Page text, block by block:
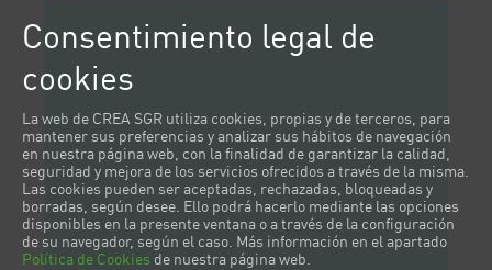
Consentimiento legal de
cookies
La web de CREA SGR utiliza cookies, propias y de terceros, para
mantener sus preferencias y analizar sus hábitos de navegación
en nuestra página web, con la finalidad de garantizar la calidad,
seguridad y mejora de los servicios ofrecidos a través de la misma.
Las cookies pueden ser aceptadas, rechazadas, bloqueadas y
borradas, según desee. Ello podrá hacerlo mediante las opciones
disponibles en la presente ventana o a través de la configuración
de su navegador, según el caso. Más información en el apartado
Política de Cookies de nuestra página web.